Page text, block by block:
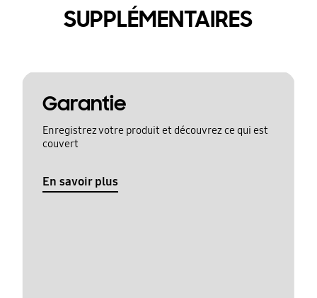
SUPPLÉMENTAIRES
Garantie
Enregistrez votre produit et découvrez ce qui est
couvert
En savoir plus